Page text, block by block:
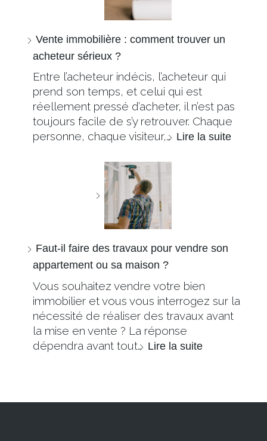
Vente immobilière : comment trouver un
acheteur sérieux ?
Entre l’acheteur indécis, l’acheteur qui
prend son temps, et celui qui est
réellement pressé d’acheter, il n’est pas
toujours facile de s’y retrouver. Chaque
personne, chaque visiteur,… Lire la suite
Faut-il faire des travaux pour vendre son
appartement ou sa maison ?
Vous souhaitez vendre votre bien
immobilier et vous vous interrogez sur la
nécessité de réaliser des travaux avant
la mise en vente ? La réponse
dépendra avant tout… Lire la suite